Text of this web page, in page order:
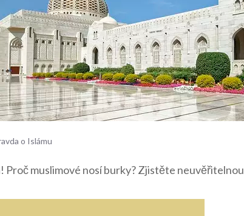
o Islámu
Proč muslimové ​nosí burky? Zjistěte